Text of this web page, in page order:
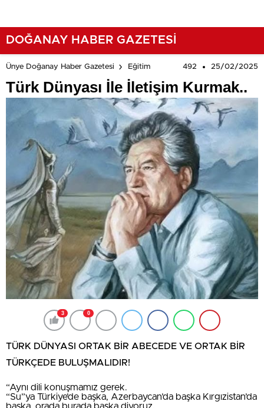
DOĞANAY HABER GAZETESİ
Ünye Doğanay Haber Gazetesi Eğitim 492 25/02/2025
Türk Dünyası İle İletişim Kurmak..
3 0
TÜRK DÜNYASI ORTAK BİR ABECEDE VE ORTAK BİR
TÜRKÇEDE BULUŞMALIDIR!
“Aynı dili konuşmamız gerek.
“Su”ya Türkiye’de başka, Azerbaycan’da başka Kırgızistan’da
başka, orada burada başka diyoruz.